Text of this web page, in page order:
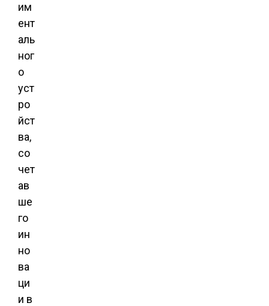
им
ент
аль
ног
о
уст
ро
йст
ва,
со
чет
ав
ше
го
ин
но
ва
ци
и в